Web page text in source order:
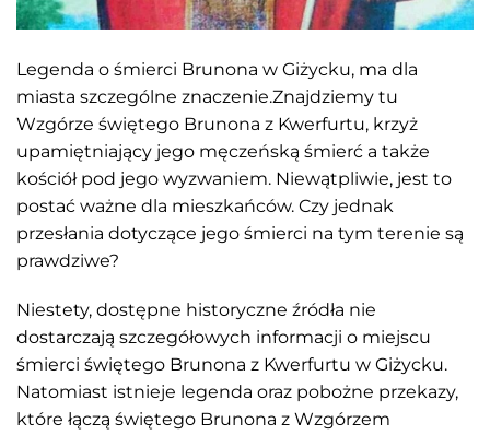
Legenda o śmierci Brunona w Giżycku, ma dla
miasta szczególne znaczenie.Znajdziemy tu
Wzgórze świętego Brunona z Kwerfurtu, krzyż
upamiętniający jego męczeńską śmierć a także
kościół pod jego wyzwaniem. Niewątpliwie, jest to
postać ważne dla mieszkańców. Czy jednak
przesłania dotyczące jego śmierci na tym terenie są
prawdziwe?
Niestety, dostępne historyczne źródła nie
dostarczają szczegółowych informacji o miejscu
śmierci świętego Brunona z Kwerfurtu w Giżycku.
Natomiast istnieje legenda oraz pobożne przekazy,
które łączą świętego Brunona z Wzgórzem